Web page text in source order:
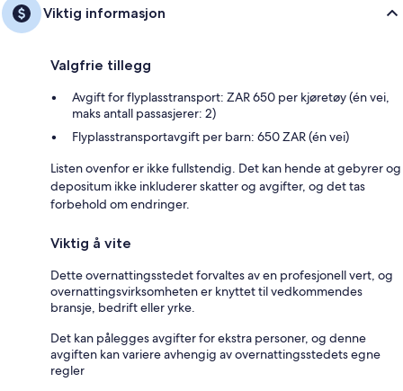
Viktig informasjon
Valgfrie tillegg
Avgift for flyplasstransport: ZAR 650 per kjøretøy (én vei,
maks antall passasjerer: 2)
Flyplasstransportavgift per barn: 650 ZAR (én vei)
Listen ovenfor er ikke fullstendig. Det kan hende at gebyrer og
depositum ikke inkluderer skatter og avgifter, og det tas
forbehold om endringer.
Viktig å vite
Dette overnattingsstedet forvaltes av en profesjonell vert, og
overnattingsvirksomheten er knyttet til vedkommendes
bransje, bedrift eller yrke.
Det kan pålegges avgifter for ekstra personer, og denne
avgiften kan variere avhengig av overnattingsstedets egne
regler